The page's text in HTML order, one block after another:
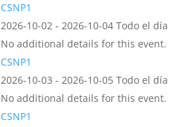
CSNP1
2026-10-02 - 2026-10-04 Todo el día
No additional details for this event.
CSNP1
2026-10-03 - 2026-10-05 Todo el día
No additional details for this event.
CSNP1